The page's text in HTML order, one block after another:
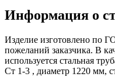
Информация о
Изделие изготовлено по
пожеланий заказчика. В
используется стальная
Ст 1-3 , диаметр 1220 мм,